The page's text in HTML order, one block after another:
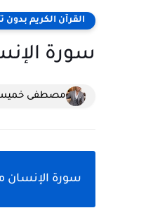
القرآن الكريم
سورة
مصطفى
سورة الإنسان